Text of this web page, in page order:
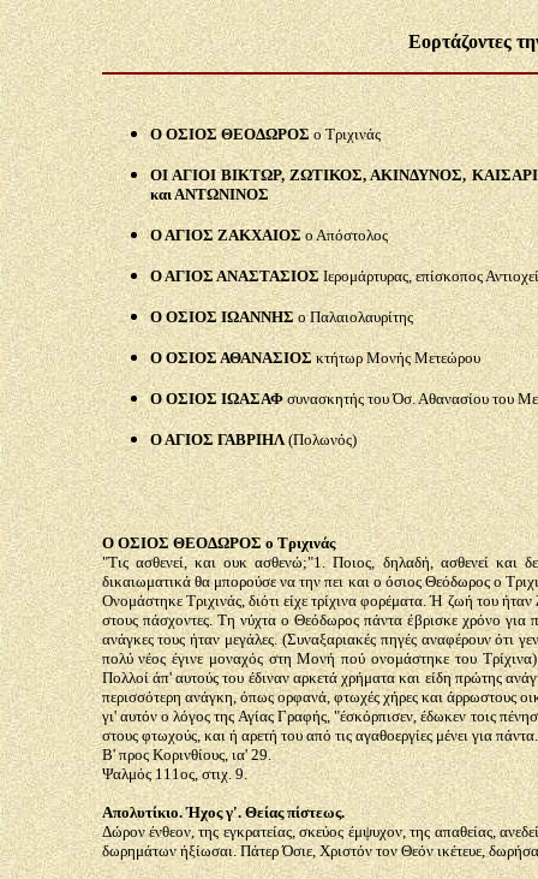
Εoρτάζοντες
Ο ΟΣΙΟΣ ΘΕΟΔΩΡΟΣο Τριχινάς
ΟΙ ΑΓΙΟΙ ΒΙΚΤΩΡ, ΖΩΤΙΚΟΣ, ΑΚΙΝΔΥΝΟΣ,
και ΑΝΤΩΝΙΝΟΣ
Ο ΑΓΙΟΣ ΖΑΚΧΑΙΟΣο Απόστολος
Ο ΑΓΙΟΣ ΑΝΑΣΤΑΣΙΟΣΙερομάρτυρας, επίσκοπος
Ο ΟΣΙΟΣ ΙΩΑΝΝΗΣο Παλαιολαυρίτης
Ο ΟΣΙΟΣ ΑΘΑΝΑΣΙΟΣ κτήτωρ Μονής Μετεώρου
Ο ΟΣΙΟΣ ΙΩΑΣΑΦσυνασκητής του Όσ. Αθανασίου του
Ο ΑΓΙΟΣ ΓΑΒΡΙΗΛ(Πολωνός)
Ο ΟΣΙΟΣ ΘΕΟΔΩΡΟΣ ο Τριχινάς
"Τις ασθενεί, και ουκ ασθενώ;"1. Ποιος, δηλαδή, ασθενεί
δικαιωματικά θα μπορούσε να την πει και ο όσιος Θεόδωρος ο
Ονομάστηκε Τριχινάς, διότι είχε τρίχινα φορέματα. Ή ζωή του
στους πάσχοντες. Τη νύχτα ο Θεόδωρος πάντα έβρισκε χρόνο
ανάγκες τους ήταν μεγάλες. (Συναξαριακές πηγές αναφέρουν ότι
πολύ νέος έγινε μοναχός στη Μονή πού ονομάστηκε του
Πολλοί άπ' αυτούς του έδιναν αρκετά χρήματα και είδη πρώτης
περισσότερη ανάγκη, όπως ορφανά, φτωχές χήρες και άρρωστους
γι' αυτόν ο λόγος της Αγίας Γραφής, "έσκόρπισεν, έδωκεν τοις
στους φτωχούς, και ή αρετή του από τις αγαθοεργίες μένει για πάντα.
Β' προς Κορινθίους, ια' 29.
Ψαλμός 111ος, στιχ. 9.
Απολυτίκιο. Ήχος γ'. Θείας πίστεως.
Δώρον ένθεον, της εγκρατείας, σκεύος έμψυχον, της απαθείας,
δωρημάτων ήξίωσαι. Πάτερ Όσιε, Χριστόν τον Θεόν ικέτευε,